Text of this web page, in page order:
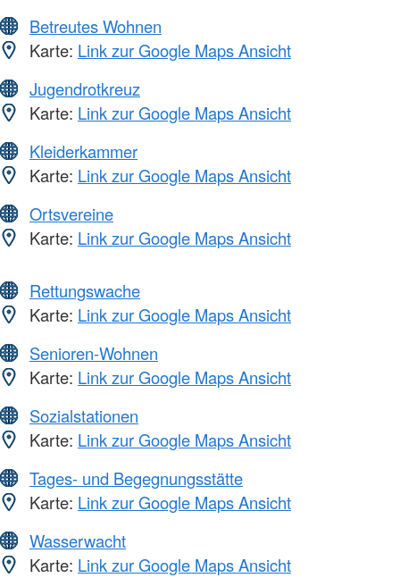
Betreutes Wohnen
Karte: Link zur Google Maps Ansicht
Jugendrotkreuz
Karte: Link zur Google Maps Ansicht
Kleiderkammer
Karte: Link zur Google Maps Ansicht
Ortsvereine
Karte: Link zur Google Maps Ansicht
Rettungswache
Karte: Link zur Google Maps Ansicht
Senioren-Wohnen
Karte: Link zur Google Maps Ansicht
Sozialstationen
Karte: Link zur Google Maps Ansicht
Tages- und Begegnungsstätte
Karte: Link zur Google Maps Ansicht
Wasserwacht
Karte: Link zur Google Maps Ansicht